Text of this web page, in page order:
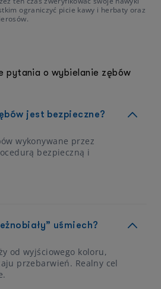
ograniczyć picie kawy i herbaty oraz
pytania o wybielanie zębów
jest bezpieczne?
wykonywane przez
bezpieczną i
uśmiech?
od wyjściowego koloru,
przebarwień. Realny cel